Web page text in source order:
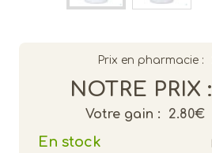
Prix en pharmacie :
NOTRE PRIX :
Votre gain : 2.80€
En stock